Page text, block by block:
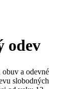
odev
a odevné
slobodných